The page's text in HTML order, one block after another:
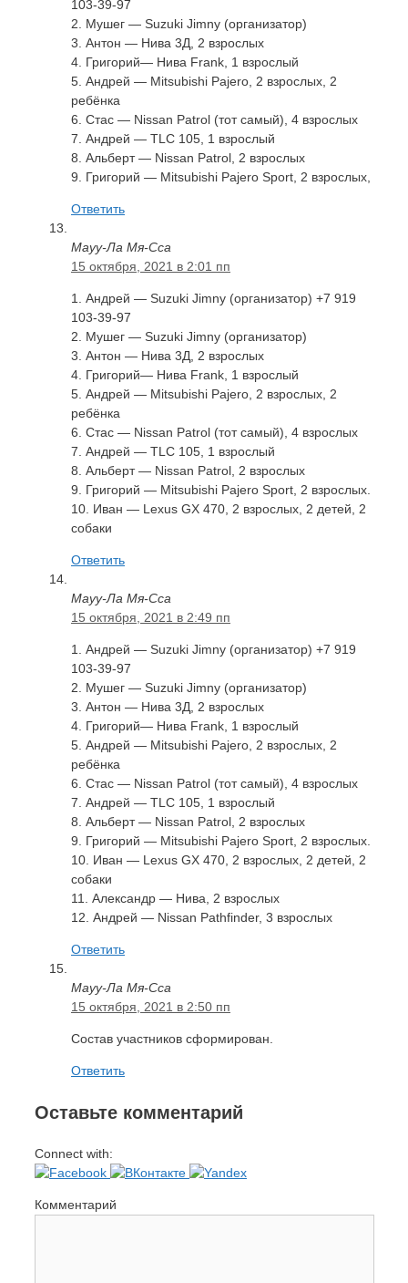
103-39-97
2. Мушег — Suzuki Jimny (организатор)
3. Антон — Нива 3Д, 2 взрослых
4. Григорий— Нива Frank, 1 взрослый
5. Андрей — Mitsubishi Pajero, 2 взрослых, 2
ребёнка
6. Стас — Nissan Patrol (тот самый), 4 взрослых
7. Андрей — TLC 105, 1 взрослый
8. Альберт — Nissan Patrol, 2 взрослых
9. Григорий — Mitsubishi Pajero Sport, 2 взрослых,
Ответить
Мауу-Ла Мя-Сса
15 октября, 2021 в 2:01 пп
1. Андрей — Suzuki Jimny (организатор) +7 919
103-39-97
2. Мушег — Suzuki Jimny (организатор)
3. Антон — Нива 3Д, 2 взрослых
4. Григорий— Нива Frank, 1 взрослый
5. Андрей — Mitsubishi Pajero, 2 взрослых, 2
ребёнка
6. Стас — Nissan Patrol (тот самый), 4 взрослых
7. Андрей — TLC 105, 1 взрослый
8. Альберт — Nissan Patrol, 2 взрослых
9. Григорий — Mitsubishi Pajero Sport, 2 взрослых.
10. Иван — Lexus GX 470, 2 взрослых, 2 детей, 2
собаки
Ответить
Мауу-Ла Мя-Сса
15 октября, 2021 в 2:49 пп
1. Андрей — Suzuki Jimny (организатор) +7 919
103-39-97
2. Мушег — Suzuki Jimny (организатор)
3. Антон — Нива 3Д, 2 взрослых
4. Григорий— Нива Frank, 1 взрослый
5. Андрей — Mitsubishi Pajero, 2 взрослых, 2
ребёнка
6. Стас — Nissan Patrol (тот самый), 4 взрослых
7. Андрей — TLC 105, 1 взрослый
8. Альберт — Nissan Patrol, 2 взрослых
9. Григорий — Mitsubishi Pajero Sport, 2 взрослых.
10. Иван — Lexus GX 470, 2 взрослых, 2 детей, 2
собаки
11. Александр — Нива, 2 взрослых
12. Андрей — Nissan Pathfinder, 3 взрослых
Ответить
Мауу-Ла Мя-Сса
15 октября, 2021 в 2:50 пп
Состав участников сформирован.
Ответить
Оставьте комментарий
Connect with:
Комментарий